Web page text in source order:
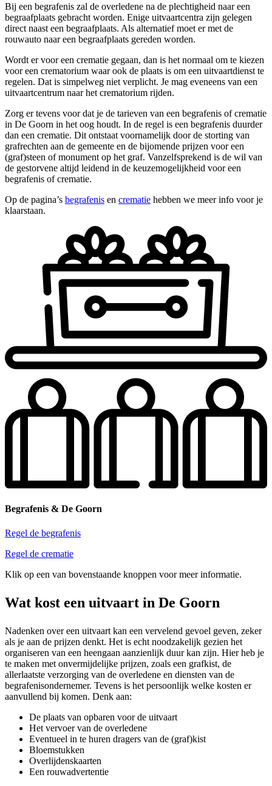
Bij een begrafenis zal de overledene na de plechtigheid naar een
begraafplaats gebracht worden. Enige uitvaartcentra zijn gelegen
direct naast een begraafplaats. Als alternatief moet er met de
rouwauto naar een begraafplaats gereden worden.
Wordt er voor een crematie gegaan, dan is het normaal om te kiezen
voor een crematorium waar ook de plaats is om een uitvaartdienst te
regelen. Dat is simpelweg niet verplicht. Je mag eveneens van een
uitvaartcentrum naar het crematorium rijden.
Zorg er tevens voor dat je de tarieven van een begrafenis of crematie
in De Goorn in het oog houdt. In de regel is een begrafenis duurder
dan een crematie. Dit ontstaat voornamelijk door de storting van
grafrechten aan de gemeente en de bijomende prijzen voor een
(graf)steen of monument op het graf. Vanzelfsprekend is de wil van
de gestorvene altijd leidend in de keuzemogelijkheid voor een
begrafenis of crematie.
Op de pagina’s begrafenis en crematie hebben we meer info voor je
klaarstaan.
Begrafenis & De Goorn
Regel de begrafenis
Regel de crematie
Klik op een van bovenstaande knoppen voor meer informatie.
Wat kost een uitvaart in De Goorn
Nadenken over een uitvaart kan een vervelend gevoel geven, zeker
als je aan de prijzen denkt. Het is echt noodzakelijk gezien het
organiseren van een heengaan aanzienlijk duur kan zijn. Hier heb je
te maken met onvermijdelijke prijzen, zoals een grafkist, de
allerlaatste verzorging van de overledene en diensten van de
begrafenisondernemer. Tevens is het persoonlijk welke kosten er
aanvullend bij komen. Denk aan:
De plaats van opbaren voor de uitvaart
Het vervoer van de overledene
Eventueel in te huren dragers van de (graf)kist
Bloemstukken
Overlijdenskaarten
Een rouwadvertentie